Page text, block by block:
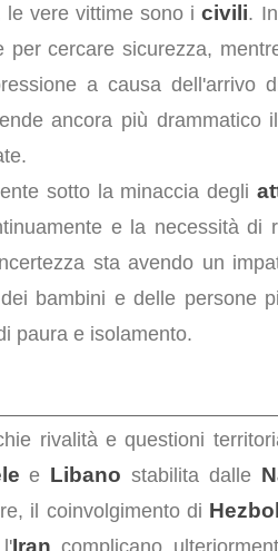
le vere vittime sono icivili. In
cercare sicurezza,
a causa dell'arrivo
ancora più drammatico
sotto la minaccia degli
e la necessità di
sta avendo un
bambini e delle persone
paura e isolamento.
rivalità e questioni
e Libano stabilita dalle
il coinvolgimento di
Iran complicano